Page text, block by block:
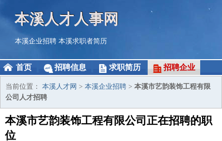
本溪人才人事网
本溪企业招聘 本溪求职者简历
首页 招聘信息 求职简历 招聘企业
当前位置： 本溪人才网 > 本溪企业招聘 > 本溪市艺韵装饰工程有限
公司人才招聘
本溪市艺韵装饰工程有限公司正在招聘的职
位